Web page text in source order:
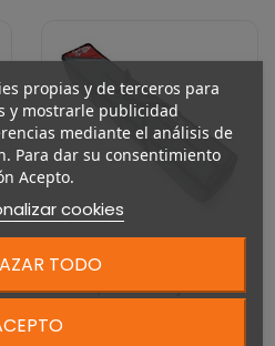
(iQFOiL, Freeride, GTR,
Race, Formula)
propias y de terceros para
y mostrarle publicidad
mediante el análisis de
Para dar su consentimiento
Acepto.
cookies
TODO